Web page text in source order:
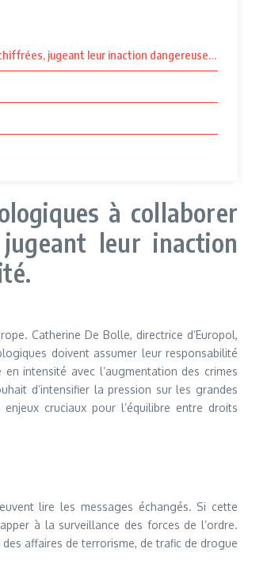
jugeant leur inaction dangereuse pour la
à collaborer
leur inaction
Catherine De Bolle, directrice d’Europol,
doivent assumer leur responsabilité
intensité avec l’augmentation des crimes
d’intensifier la pression sur les grandes
cruciaux pour l’équilibre entre droits
lire les messages échangés. Si cette
à la surveillance des forces de l’ordre.
affaires de terrorisme, de trafic de drogue